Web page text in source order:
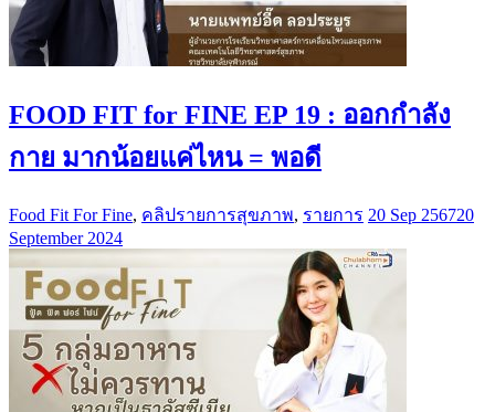
FOOD FIT for FINE EP 19 : ออกกำลัง
กาย มากน้อยแค่ไหน = พอดี
Food Fit For Fine, คลิปรายการสุขภาพ, รายการ 20 Sep 256720
September 2024